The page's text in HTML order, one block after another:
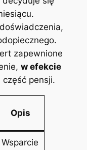
zapewnione
w efekcie
pensji.
Opis
Wsparcie